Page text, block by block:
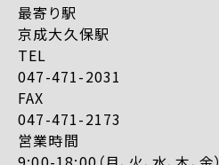
最寄り駅
京成大久保駅
TEL
047-471-2031
FAX
047-471-2173
営業時間